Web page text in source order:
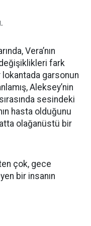
Vera’nın
fark
lokantada garsonun
Aleksey’nin
sesindeki
hasta olduğunu
olağanüstü bir
çok, gece
bir insanın